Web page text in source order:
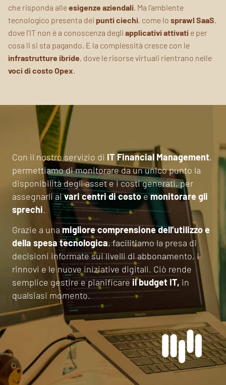
che risponda alleesigenze aziendali . Ma l’ambiente
tecnologico presenta dei punti ciechi, come lo sprawl SaaS,
dove l’IT non è a conoscenza degli applicativi attivati e per
cosa li si sta pagando. E la complessità cresce con le
infrastrutture ibride, dove le risorse virtuali rientrano nelle
voci di costo Opex
Con il nostro servizio di IT Financial Management,
permettiamo di monitorare da un unico punto la
disponibilità degli asset e i costi generati, per
assegnarli aivari centri di costoemonitorare gli
sprechi.
Grazie a unamigliore comprensione dell’utilizzo e
della spesa tecnologica, facilitiamo la presa di
decisioni informate sui livelli di abbonamento, i
rinnovi e le nuove iniziative digitali. Ciò rende
semplice gestire e pianificareil budget IT, in
qualsiasi momento.